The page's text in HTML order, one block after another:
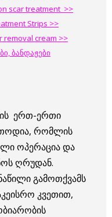
scar treatment >>
Strips >>
removal cream >>
ბანდაჟები
ერთ-ერთი
რომლის
ოპერაცია და
ღრუდან.
გამოთქვამს
კვეთით,